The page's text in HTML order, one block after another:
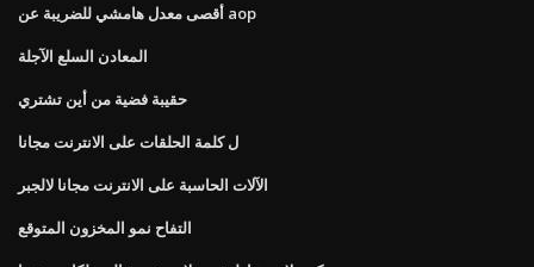
أقصى معدل هامشي للضريبة عن aop
المعادن السلع الآجلة
حقيبة فضية من أين تشتري
ل كلمة الحلقات على الانترنت مجانا
الآلات الحاسبة على الانترنت مجانا لالجبر
التفاح نمو المخزون المتوقع